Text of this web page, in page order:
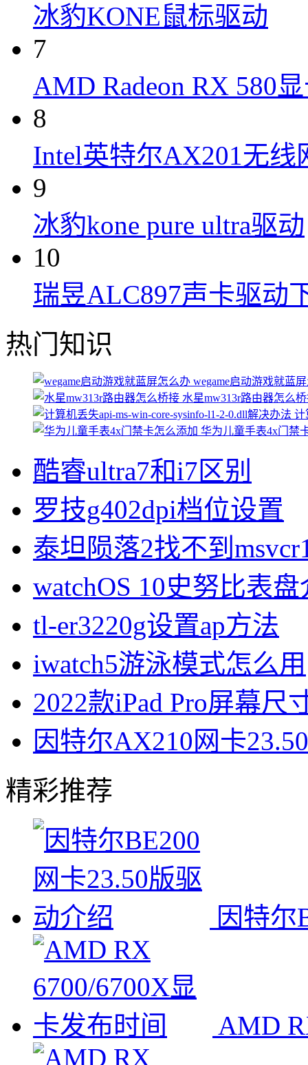
冰豹KONE鼠标驱动
7
AMD Radeon RX 580
8
Intel英特尔AX201无线
9
冰豹kone pure ultra驱动
10
瑞昱ALC897声卡驱动
热门知识
wegame启动游戏就蓝
水星mw313r路由器怎么
计
华为儿童手表4x门禁
酷睿ultra7和i7区别
罗技g402dpi档位设置
泰坦陨落2找不到
watchOS 10史努比表
tl-er3220g设置ap方法
iwatch5游泳模式怎么用
2022款iPad Pro屏幕尺
因特尔AX210网卡
精彩推荐
因特尔
AMD